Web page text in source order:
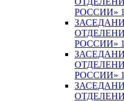
РОССИИ»
РОССИИ»
РОССИИ»